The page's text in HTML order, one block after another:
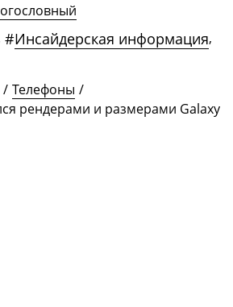
#Инсайдерская информация,
/ Телефоны /
рендерами и размерами Galaxy